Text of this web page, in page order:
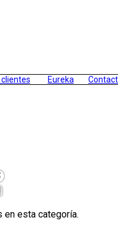
Eureka
en esta categoría.